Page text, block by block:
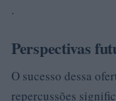
.
Perspectivas
O sucesso dessa
repercussões